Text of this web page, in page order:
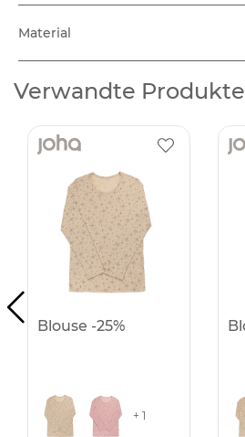
Material
Verwandte Produkte
Blouse -25%
+ 1